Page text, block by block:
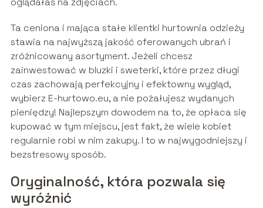
Ta ceniona i mająca stałe klientki hurtownia odzieży
stawia na najwyższą jakość oferowanych ubrań i
zróżnicowany asortyment. Jeżeli chcesz
zainwestować w bluzki i sweterki, które przez długi
czas zachowają perfekcyjny i efektowny wygląd,
wybierz E-hurtowo.eu, a nie pożałujesz wydanych
pieniędzy! Najlepszym dowodem na to, że opłaca się
kupować w tym miejscu, jest fakt, że wiele kobiet
regularnie robi w nim zakupy. I to w najwygodniejszy i
bezstresowy sposób.
Oryginalność, która pozwala się
wyróżnić